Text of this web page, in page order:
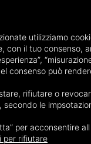
culturali è
locali, che
strumento di
culturali
delle
dei quartieri.
utilizziamo
con il tuo consenso,
consenso può
rifiutare o
secondo le
per acconsentire
per rifiutare